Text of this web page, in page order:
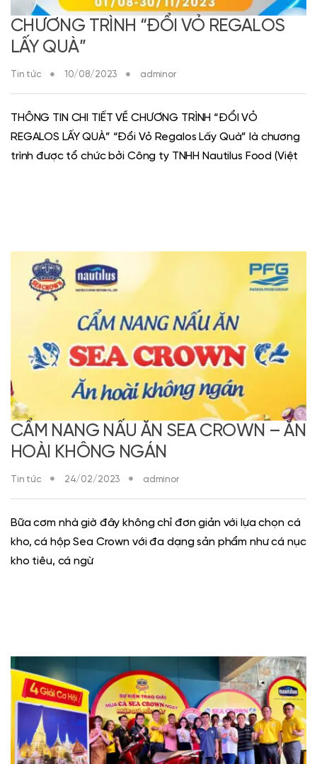
CHƯƠNG TRÌNH “ĐỔI VỎ REGALOS
LẤY QUÀ”
Tin tức 10/08/2023 adminor
THÔNG TIN CHI TIẾT VỀ CHƯƠNG TRÌNH “ĐỔI VỎ
REGALOS LẤY QUÀ” “Đổi Vỏ Regalos Lấy Quà” là chương
trình được tổ chức bởi Công ty TNHH Nautilus Food (Việt
CẨM NANG NẤU ĂN SEA CROWN – ĂN
HOÀI KHÔNG NGÁN
Tin tức 24/02/2023 adminor
Bữa cơm nhà giờ đây không chỉ đơn giản với lựa chọn cá
kho, cá hộp Sea Crown với đa dạng sản phẩm như cá nục
kho tiêu, cá ngừ